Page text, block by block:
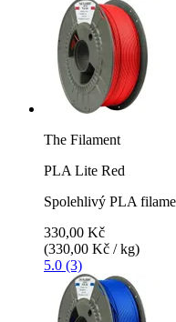
The Filament
PLA Lite Red
Spolehlivý PLA
330,00 Kč
(330,00 Kč / kg)
5.0 (3)